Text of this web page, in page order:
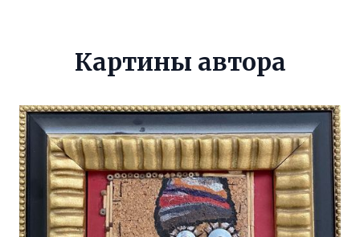
Картины автора